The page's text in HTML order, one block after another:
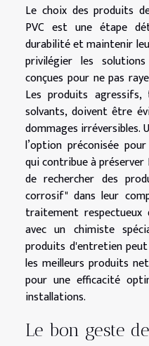
Le choix des produits
PVC est une étape
durabilité et maintenir
privilégier les
conçues pour ne pas
Les produits agressifs,
solvants, doivent être
dommages irréversibles.
l’option préconisée
qui contribue à
de rechercher des
corrosif" dans leur
traitement respectueux
avec un chimiste
produits d'entretien
les meilleurs produits
pour une efficacité
installations.
Le bon geste